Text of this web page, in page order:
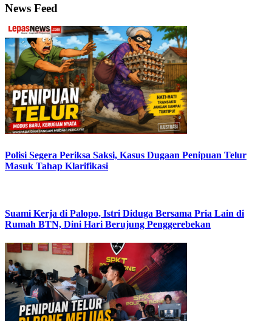
News Feed
Polisi Segera Periksa Saksi, Kasus Dugaan Penipuan Telur
Masuk Tahap Klarifikasi
Suami Kerja di Palopo, Istri Diduga Bersama Pria Lain di
Rumah BTN, Dini Hari Berujung Penggerebekan